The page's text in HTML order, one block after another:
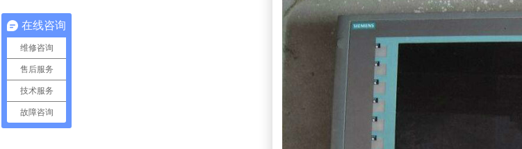
在线咨询
维修咨询
售后服务
技术服务
故障咨询